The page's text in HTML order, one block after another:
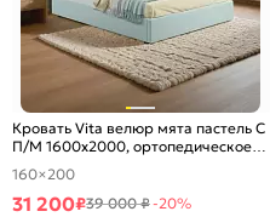
Кровать Vita велюр мята пастель С
П/М 1600x2000, ортопедическое
основание, изголовье мягкое
160×200
31 200₽39 000 ₽-20%